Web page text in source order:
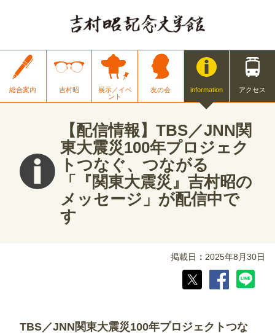
総合案内 吉村昭
展示／イベ
ント
友の会 information アクセス
【配信情報】TBS／JNN関
東大震災100年プロジェク
トつなぐ、つながる
「『関東大震災』吉村昭の
メッセージ」が配信中で
す
掲載日 2025年8月30日
TBS／JNN関東大震災100年プロジェクトつな